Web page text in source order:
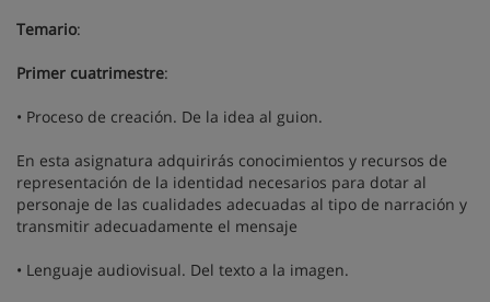
Temario:
Primer cuatrimestre:
• Proceso de creación. De la idea al guion.
En esta asignatura adquirirás conocimientos y recursos de
representación de la identidad necesarios para dotar al
personaje de las cualidades adecuadas al tipo de narración y
transmitir adecuadamente el mensaje
• Lenguaje audiovisual. Del texto a la imagen.